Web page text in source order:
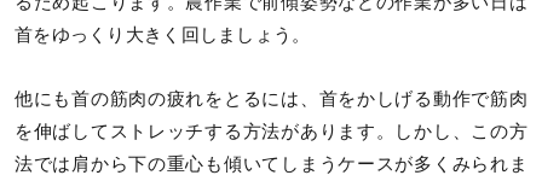
首をゆっくり大きく回しましょう。
他にも首の筋肉の疲れをとるには、首をかしげる動作で筋肉
を伸ばしてストレッチする方法があります。しかし、この方
法では肩から下の重心も傾いてしまうケースが多くみられま